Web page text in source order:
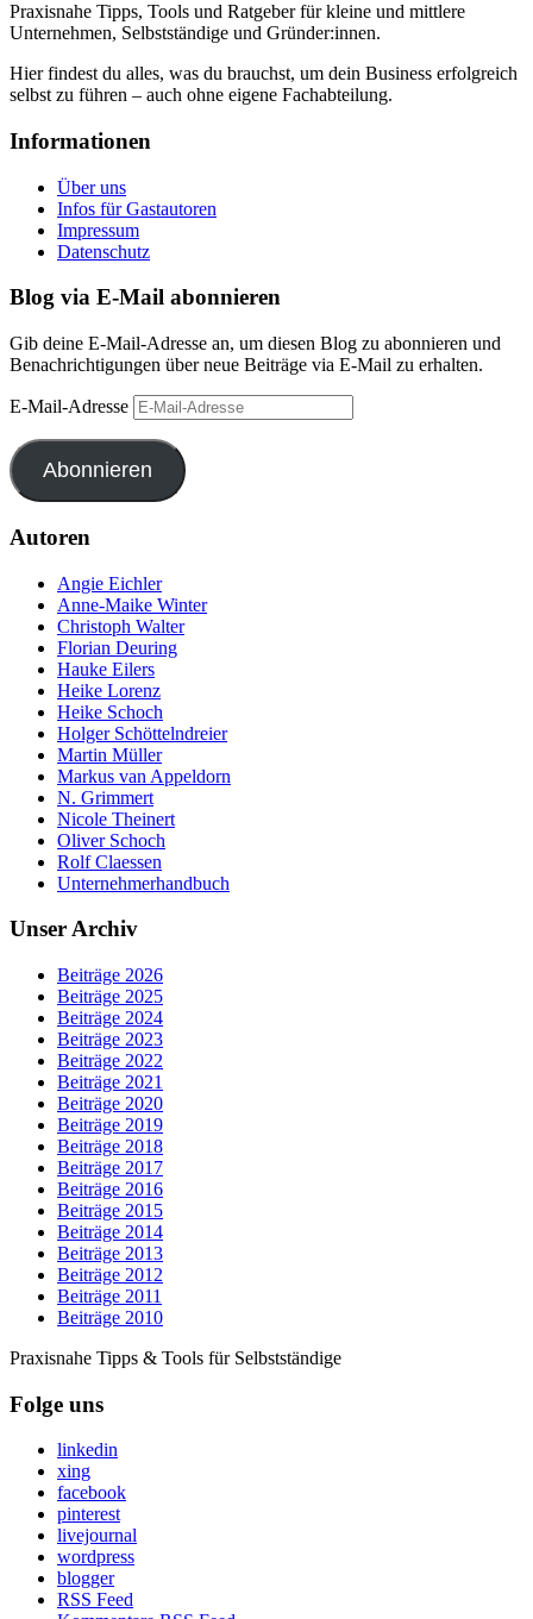
Praxisnahe Tipps, Tools und Ratgeber für kleine und mittlere
Unternehmen, Selbstständige und Gründer:innen.
Hier findest du alles, was du brauchst, um dein Business erfolgreich
selbst zu führen – auch ohne eigene Fachabteilung.
Informationen
Über uns
Infos für Gastautoren
Impressum
Datenschutz
Blog via E-Mail abonnieren
Gib deine E-Mail-Adresse an, um diesen Blog zu abonnieren und
Benachrichtigungen über neue Beiträge via E-Mail zu erhalten.
E-Mail-Adresse
Abonnieren
Autoren
Angie Eichler
Anne-Maike Winter
Christoph Walter
Florian Deuring
Hauke Eilers
Heike Lorenz
Heike Schoch
Holger Schöttelndreier
Martin Müller
Markus van Appeldorn
N. Grimmert
Nicole Theinert
Oliver Schoch
Rolf Claessen
Unternehmerhandbuch
Unser Archiv
Beiträge 2026
Beiträge 2025
Beiträge 2024
Beiträge 2023
Beiträge 2022
Beiträge 2021
Beiträge 2020
Beiträge 2019
Beiträge 2018
Beiträge 2017
Beiträge 2016
Beiträge 2015
Beiträge 2014
Beiträge 2013
Beiträge 2012
Beiträge 2011
Beiträge 2010
Praxisnahe Tipps & Tools für Selbstständige
Folge uns
linkedin
xing
facebook
pinterest
livejournal
wordpress
blogger
RSS Feed